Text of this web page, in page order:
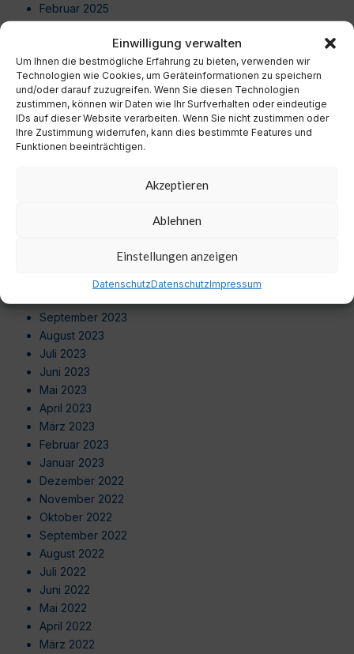
Einwilligung verwalten
Um Ihnen die bestmögliche Erfahrung zu bieten, verwenden wir
Technologien wie Cookies, um Geräteinformationen zu speichern
und/oder darauf zuzugreifen. Wenn Sie diesen Technologien
zustimmen, können wir Daten wie Ihr Surfverhalten oder eindeutige
IDs auf dieser Website verarbeiten. Wenn Sie nicht zustimmen oder
Ihre Zustimmung widerrufen, kann dies bestimmte Features und
Funktionen beeinträchtigen.
Akzeptieren
Ablehnen
Einstellungen anzeigen
DatenschutzDatenschutzImpressum
Februar 2025
Dezember 2024
November 2024
Oktober 2024
September 2024
August 2024
Juli 2024
Juni 2024
Dezember 2023
November 2023
September 2023
August 2023
Juli 2023
Juni 2023
Mai 2023
April 2023
März 2023
Februar 2023
Januar 2023
Dezember 2022
November 2022
Oktober 2022
September 2022
August 2022
Juli 2022
Juni 2022
Mai 2022
April 2022
März 2022